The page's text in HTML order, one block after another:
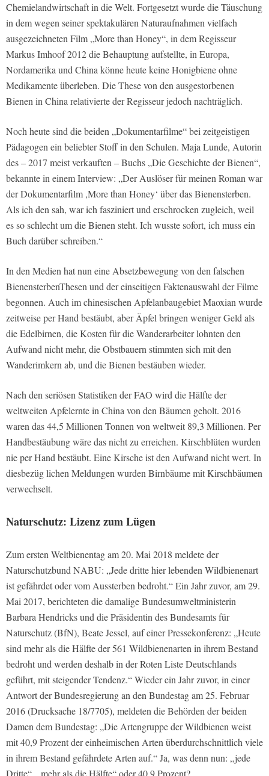
Chemielandwirtschaft in die Welt. Fortgesetzt wurde die Täuschung
in dem wegen seiner spektakulären Naturaufnahmen vielfach
ausgezeichneten Film „More than Honey“, in dem Regisseur
Markus Imhoof 2012 die Behauptung aufstellte, in Europa,
Nordamerika und China könne heute keine Honigbiene ohne
Medikamente überleben. Die These von den ausgestorbenen
Bienen in China relativierte der Regisseur jedoch nachträglich.
Noch heute sind die beiden „Doku­mentarfilme“ bei zeitgeistigen
Pädago­gen ein beliebter Stoff in den Schulen. Maja Lunde, Autorin
des – 2017 meist­ verkauften – Buchs „Die Geschichte der Bienen“,
bekannte in einem Interview: „Der Auslöser für meinen Roman war
der Dokumentarfilm ,More than Honey‘ über das Bienensterben.
Als ich den sah, war ich fasziniert und erschrocken zugleich, weil
es so schlecht um die Bie­nen steht. Ich wusste sofort, ich muss ein
Buch darüber schreiben.“
In den Medien hat nun eine Absetz­bewegung von den falschen
Bienen­sterben­Thesen und der einseitigen Faktenauswahl der Filme
begonnen. Auch im chinesischen Apfelanbauge­biet Maoxian wurde
zeitweise per Hand bestäubt, aber Äpfel bringen weniger Geld als
die Edelbirnen, die Kosten für die Wanderarbeiter lohnten den
Aufwand nicht mehr, die Obstbauern stimmten sich mit den
Wanderimkern ab, und die Bienen bestäuben wieder.
Nach den seriösen Statistiken der FAO wird die Hälfte der
weltweiten Apfelernte in China von den Bäumen geholt. 2016
waren das 44,5 Millionen Tonnen von weltweit 89,3 Millionen. Per
Handbestäubung wäre das nicht zu erreichen. Kirschblüten wurden
nie per Hand bestäubt. Eine Kirsche ist den Aufwand nicht wert. In
diesbezüg­ lichen Meldungen wurden Birnbäume mit Kirschbäumen
verwechselt.
Naturschutz: Lizenz zum Lügen
Zum ersten Weltbienentag am 20. Mai 2018 meldete der
Naturschutzbund NABU: „Jede dritte hier lebenden Wild­bienenart
ist gefährdet oder vom Aus­sterben bedroht.“ Ein Jahr zuvor, am 29.
Mai 2017, berichteten die damali­ge Bundesumweltministerin
Barbara Hendricks und die Präsidentin des Bun­desamts für
Naturschutz (BfN), Beate Jessel, auf einer Pressekonferenz: „Heu­te
sind mehr als die Hälfte der 561 Wildbienenarten in ihrem Bestand
bedroht und werden deshalb in der Roten Liste Deutschlands
geführt, mit steigender Tendenz.“ Wieder ein Jahr zuvor, in einer
Antwort der Bundesregierung an den Bundestag am 25. Februar
2016 (Drucksache 18/7705), meldeten die Be­hörden der beiden
Damen dem Bundes­tag: „Die Artengruppe der Wildbienen weist
mit 40,9 Prozent der einheimi­schen Arten überdurchschnittlich viele
in ihrem Bestand gefährdete Arten auf.“ Ja, was denn nun: „jede